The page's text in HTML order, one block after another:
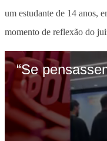
um estudante de 14 anos,
momento de reflexão do